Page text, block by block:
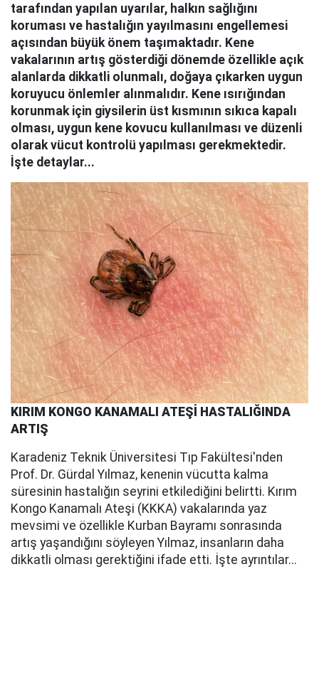
tarafından yapılan uyarılar, halkın sağlığını
koruması ve hastalığın yayılmasını engellemesi
açısından büyük önem taşımaktadır. Kene
vakalarının artış gösterdiği dönemde özellikle açık
alanlarda dikkatli olunmalı, doğaya çıkarken uygun
koruyucu önlemler alınmalıdır. Kene ısırığından
korunmak için giysilerin üst kısmının sıkıca kapalı
olması, uygun kene kovucu kullanılması ve düzenli
olarak vücut kontrolü yapılması gerekmektedir.
İşte detaylar...
KIRIM KONGO KANAMALI ATEŞİ HASTALIĞINDA
ARTIŞ
Karadeniz Teknik Üniversitesi Tıp Fakültesi'nden
Prof. Dr. Gürdal Yılmaz, kenenin vücutta kalma
süresinin hastalığın seyrini etkilediğini belirtti. Kırım
Kongo Kanamalı Ateşi (KKKA) vakalarında yaz
mevsimi ve özellikle Kurban Bayramı sonrasında
artış yaşandığını söyleyen Yılmaz, insanların daha
dikkatli olması gerektiğini ifade etti. İşte ayrıntılar...